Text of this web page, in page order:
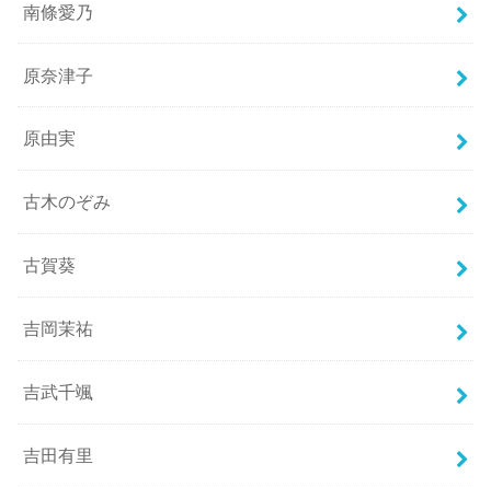
南條愛乃
原奈津子
原由実
古木のぞみ
古賀葵
吉岡茉祐
吉武千颯
吉田有里